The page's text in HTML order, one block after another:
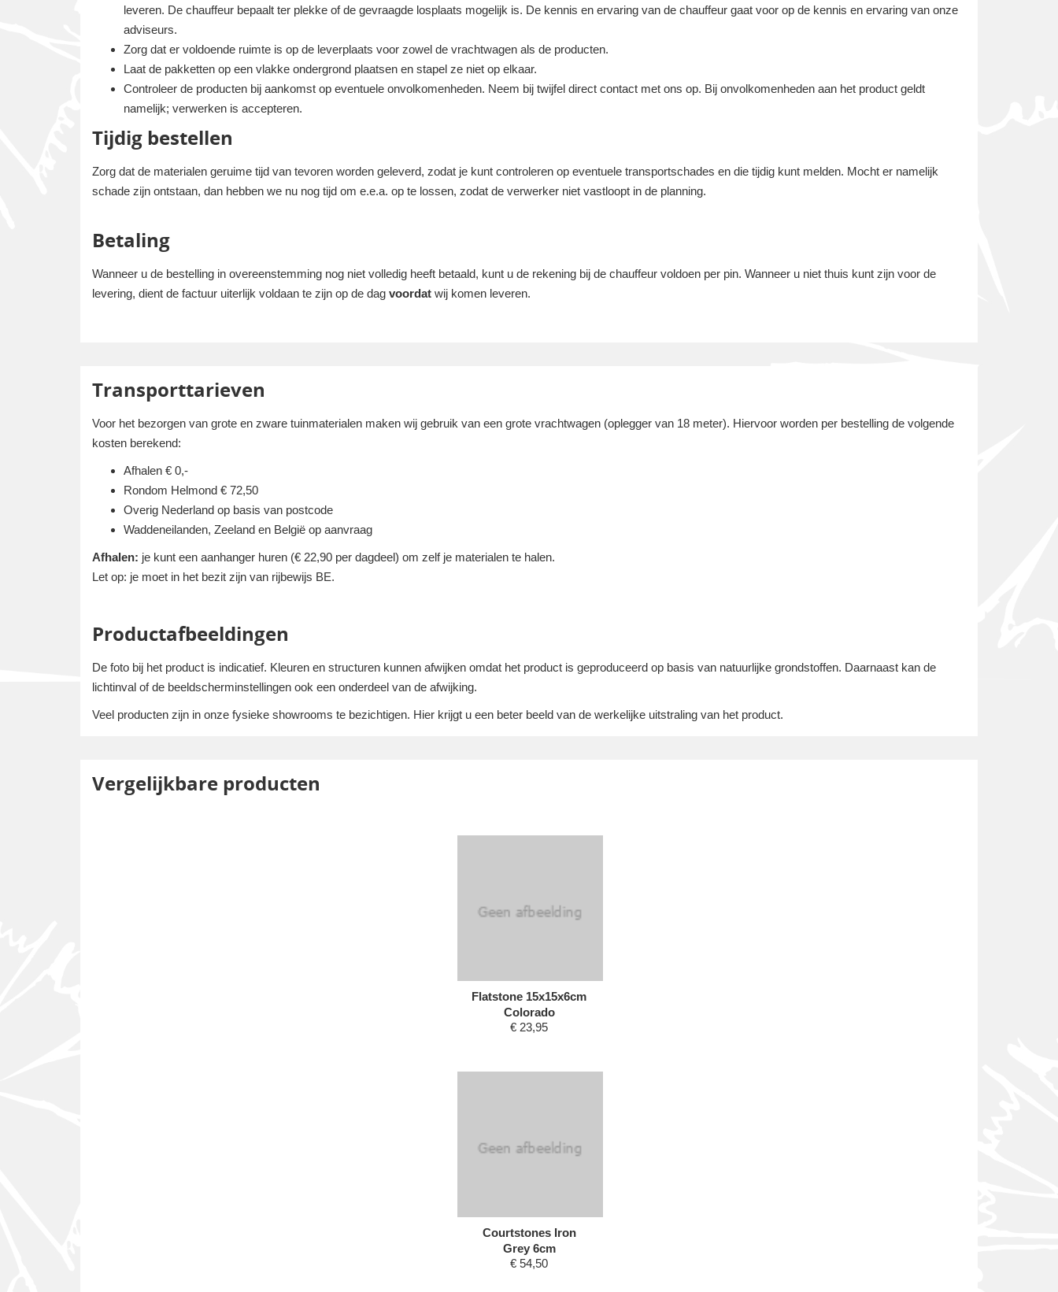
leveren. De chauffeur bepaalt ter plekke of de gevraagde losplaats mogelijk is. De kennis en ervaring van de chauffeur gaat voor op de kennis en ervaring van onze
adviseurs.
Zorg dat er voldoende ruimte is op de leverplaats voor zowel de vrachtwagen als de producten.
Laat de pakketten op een vlakke ondergrond plaatsen en stapel ze niet op elkaar.
Controleer de producten bij aankomst op eventuele onvolkomenheden. Neem bij twijfel direct contact met ons op. Bij onvolkomenheden aan het product geldt
namelijk; verwerken is accepteren.
Tijdig bestellen
Zorg dat de materialen geruime tijd van tevoren worden geleverd, zodat je kunt controleren op eventuele transportschades en die tijdig kunt melden. Mocht er namelijk
schade zijn ontstaan, dan hebben we nu nog tijd om e.e.a. op te lossen, zodat de verwerker niet vastloopt in de planning.
Betaling
Wanneer u de bestelling in overeenstemming nog niet volledig heeft betaald, kunt u de rekening bij de chauffeur voldoen per pin. Wanneer u niet thuis kunt zijn voor de
levering, dient de factuur uiterlijk voldaan te zijn op de dag voordat wij komen leveren.
Transporttarieven
Voor het bezorgen van grote en zware tuinmaterialen maken wij gebruik van een grote vrachtwagen (oplegger van 18 meter). Hiervoor worden per bestelling de volgende
kosten berekend:
Afhalen € 0,-
Rondom Helmond € 72,50
Overig Nederland op basis van postcode
Waddeneilanden, Zeeland en België op aanvraag
Afhalen: je kunt een aanhanger huren (€ 22,90 per dagdeel) om zelf je materialen te halen.
Let op: je moet in het bezit zijn van rijbewijs BE.
Productafbeeldingen
De foto bij het product is indicatief. Kleuren en structuren kunnen afwijken omdat het product is geproduceerd op basis van natuurlijke grondstoffen. Daarnaast kan de
lichtinval of de beeldscherminstellingen ook een onderdeel van de afwijking.
Veel producten zijn in onze fysieke showrooms te bezichtigen. Hier krijgt u een beter beeld van de werkelijke uitstraling van het product.
Vergelijkbare producten
Flatstone 15x15x6cm
Colorado
€ 23,95
Courtstones Iron
Grey 6cm
€ 54,50